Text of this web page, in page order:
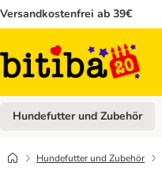
Versandkostenfrei ab 39€
Hundefutter und Zubehör
Hundefutter und Zubehör